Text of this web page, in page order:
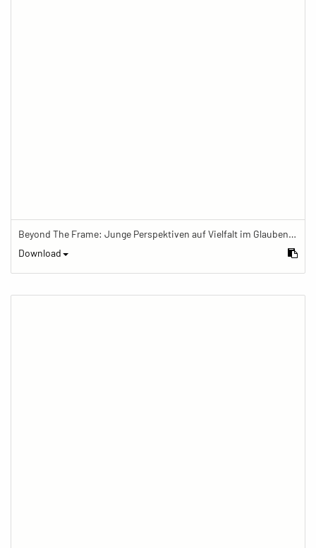
Beyond The Frame: Junge Perspektiven auf Vielfalt im Glauben - Budhdismus im Alltag
Download